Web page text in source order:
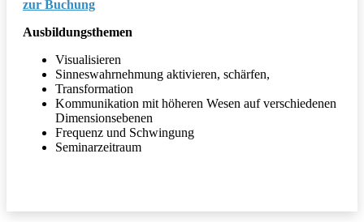
zur Buchung
Ausbildungsthemen
Visualisieren
Sinneswahrnehmung aktivieren, schärfen,
Transformation
Kommunikation mit höheren Wesen auf verschiedenen
Dimensionsebenen
Frequenz und Schwingung
Seminarzeitraum